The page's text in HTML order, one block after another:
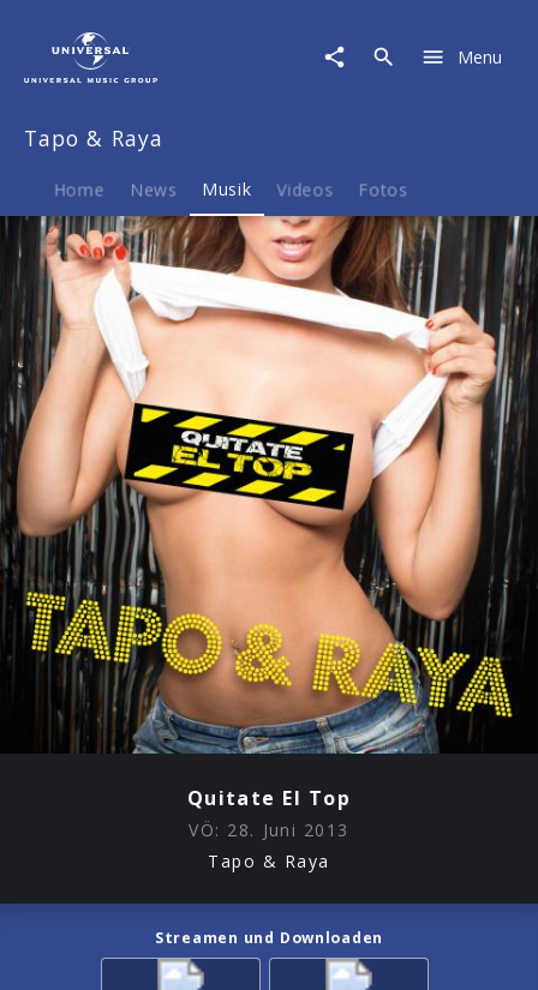
Top
Menu
Tapo & Raya
Home News Musik Videos Fotos
Quitate El Top
VÖ: 28. Juni 2013
Tapo & Raya
Streamen und Downloaden